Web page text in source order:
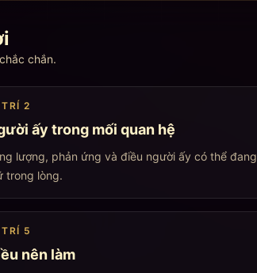
chắn.
TRÍ2
ấy trong mối quan hệ
lượng, phản ứng và điều người ấy có thể đang
trong lòng.
5
nên làm